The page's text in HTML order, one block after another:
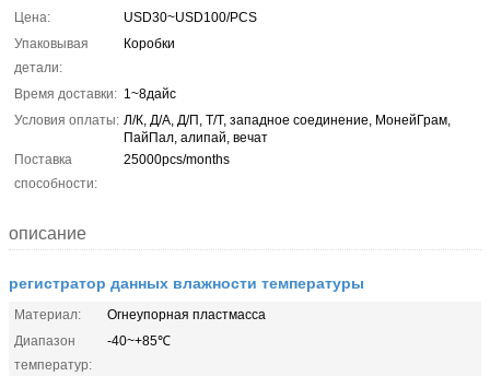
Цена:
USD30~USD100/PCS
Упаковывая
детали:
Коробки
Время доставки: 1~8дайс
Условия оплаты: Л/К, Д/А, Д/П, Т/Т, западное соединение, МонейГрам,
ПайПал, алипай, вечат
Поставка
способности:
25000pcs/months
описание
регистратор данных влажности температуры
Материал:
Огнеупорная пластмасса
Диапазон
температур:
-40~+85℃